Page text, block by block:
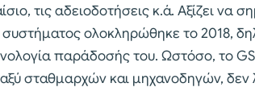
τις αδειοδοτήσεις κ.ά. Αξίζει να
συστήματος ολοκληρώθηκε το 2018,
παράδοσής του. Ωστόσο, το
σταθμαρχών και μηχανοδηγών, δεν